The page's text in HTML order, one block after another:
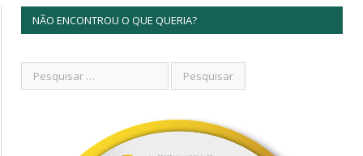
NÃO ENCONTROU O QUE QUERIA?